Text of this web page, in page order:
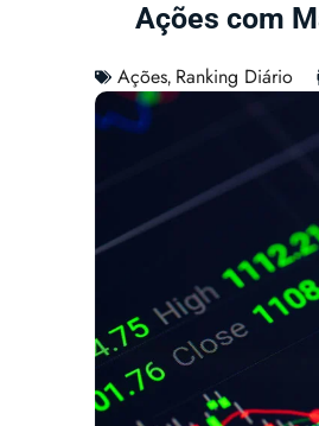
Ações com
Ações, Ranking Diário